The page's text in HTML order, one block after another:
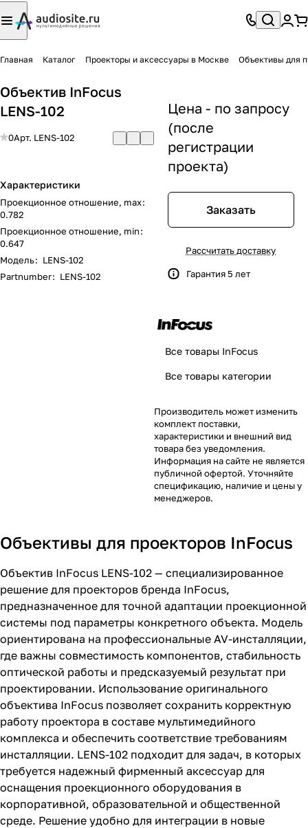
Главная Каталог Проекторы и аксессуары в Москве Объективы для
Объектив InFocus
LENS-102
0Арт. LENS-102
Характеристики
Проекционное отношение, max:
0.782
Проекционное отношение, min:
0.647
Модель: LENS-102
Partnumber: LENS-102
Цена - по запросу
(после
регистрации
проекта)
Заказать
Рассчитать доставку
Гарантия 5 лет
Все товары InFocus
Все товары категории
Производитель может изменить
комплект поставки,
характеристики и внешний вид
товара без уведомления.
Информация на сайте не является
публичной офертой. Уточняйте
спецификацию, наличие и цены у
менеджеров.
Объективы для проекторов InFocus
Объектив InFocus LENS-102 — специализированное
решение для проекторов бренда InFocus,
предназначенное для точной адаптации проекционной
системы под параметры конкретного объекта. Модель
ориентирована на профессиональные AV-инсталляции,
где важны совместимость компонентов, стабильность
оптической работы и предсказуемый результат при
проектировании. Использование оригинального
объектива InFocus позволяет сохранить корректную
работу проектора в составе мультимедийного
комплекса и обеспечить соответствие требованиям
инсталляции. LENS-102 подходит для задач, в которых
требуется надежный фирменный аксессуар для
оснащения проекционного оборудования в
корпоративной, образовательной и общественной
среде. Решение удобно для интеграции в новые